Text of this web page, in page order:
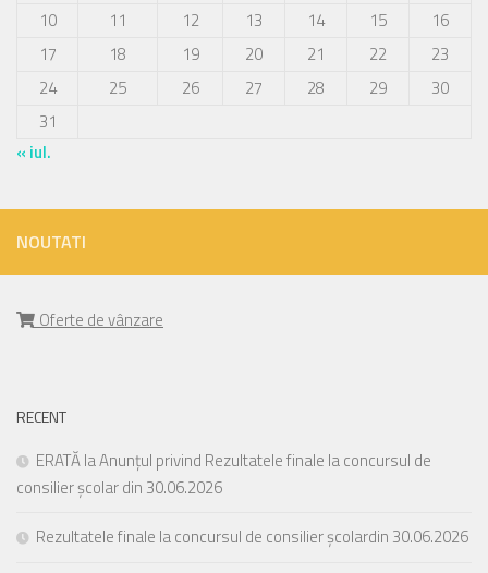
10
11 12 13 14 15
16
17
18 19 20 21 22
23
24
25 26 27 28 29
30
31
« iul.
NOUTATI
Oferte de vânzare
RECENT
ERATĂ la Anunțul privind Rezultatele finale la concursul de
consilier școlar din 30.06.2026
Rezultatele finale la concursul de consilier școlardin 30.06.2026